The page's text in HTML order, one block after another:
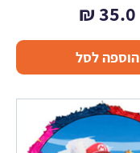
35.0
₪
הוספה לסל